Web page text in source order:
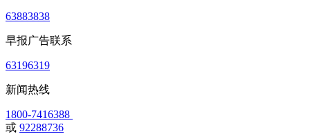
63883838
早报广告联系
63196319
新闻热线
1800-7416388
或 92288736